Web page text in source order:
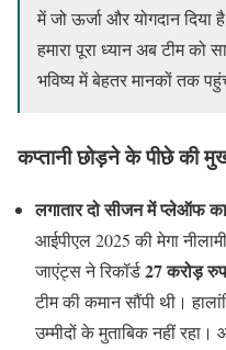
में जो ऊर्जा और योगदान
हमारा पूरा ध्यान अब टीम
भविष्य में बेहतर मानकों तक
कप्तानी छोड़ने के पीछे की
लगातार दो सीजन में प्लेऑफ
आईपीएल 2025 की मेगा
जाएंट्स ने रिकॉर्ड27 करोड़
टीम की कमान सौंपी थी।
उम्मीदों के मुताबिक नहीं